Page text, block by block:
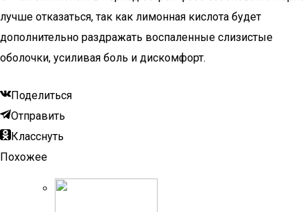
лучше отказаться, так как лимонная кислота будет
дополнительно раздражать воспаленные слизистые
оболочки, усиливая боль и дискомфорт.
Поделиться
Отправить
Класснуть
Похожее